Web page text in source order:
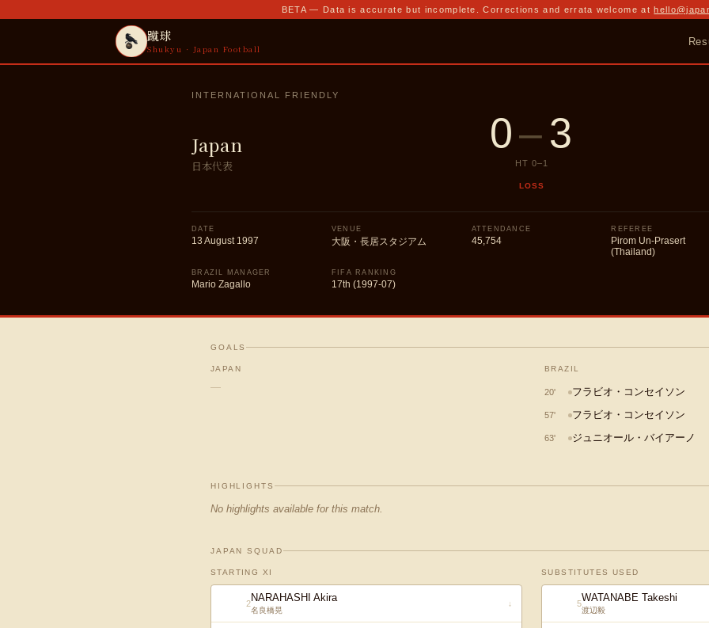
BETA — Data is accurate but incomplete. Corrections and errata welcome at
蹴球
Shukyu · Japan Football
INTERNATIONAL FRIENDLY
Japan
日本代表
0–3
HT 0–1
LOSS
DATE
13 August 1997
VENUE
大阪・長居スタジアム
ATTENDANCE
45,754
REFEREE
Pirom Un-Prasert
(Thailand)
BRAZIL MANAGER
Mario Zagallo
FIFA RANKING
17th (1997-07)
GOALS
JAPAN
—
BRAZIL
20' フラビオ・コンセイソン
57' フラビオ・コンセイソン
63' ジュニオール・バイアーノ
HIGHLIGHTS
No highlights available for this match.
JAPAN SQUAD
STARTING XI
2NARAHASHI Akira
名良橋晃
↓
SUBSTITUTES USED
5WATANABE Takeshi
渡辺毅